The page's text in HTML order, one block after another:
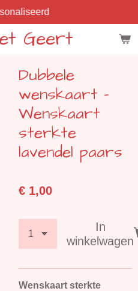
Geert
Dubbele
wenskaart -
Wenskaart
sterkte
lavendel paars
€ 1,00
In
winkelwagen
Wenskaart sterkte